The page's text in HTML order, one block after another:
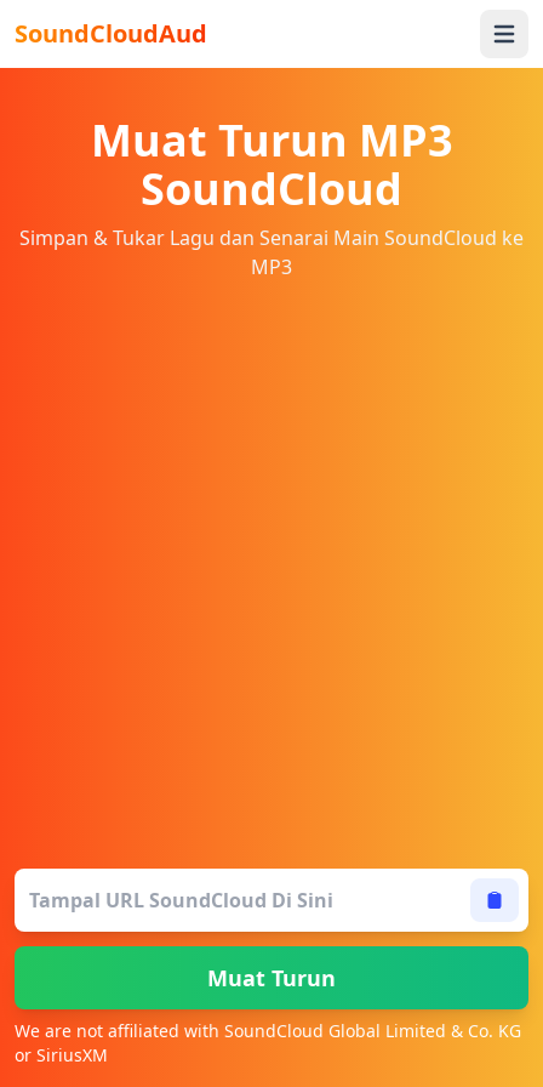
SoundCloudAud Open
Muat Turun MP3
SoundCloud
Simpan & Tukar Lagu dan Senarai Main SoundCloud ke
MP3
Muat Turun
We are not affiliated with SoundCloud Global Limited & Co. KG
or SiriusXM